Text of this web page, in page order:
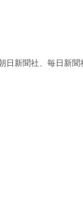
日新聞社、毎日新聞